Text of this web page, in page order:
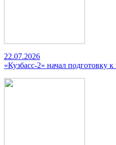
22.07.2026
«Кузбасс-2» начал подготовку